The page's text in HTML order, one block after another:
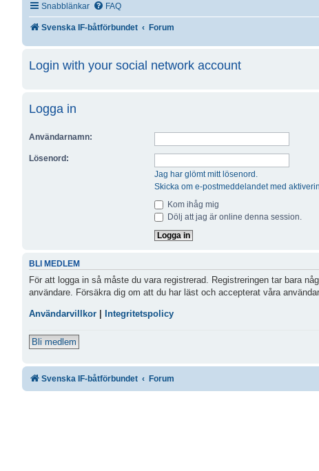
Snabblänkar FAQ
Svenska IF-båtförbundet Forum
Login with your social network account
Logga in
Användarnamn:
Lösenord:
Jag har glömt mitt lösenord.
Skicka om e-postmeddelandet med
Kom ihåg mig
Dölj att jag är online denna session.
BLI MEDLEM
För att logga in så måste du vara registrerad. Registreringen tar bara
användare. Försäkra dig om att du har läst och accepterat våra
Användarvillkor Integritetspolicy
Bli medlem
Svenska IF-båtförbundet Forum